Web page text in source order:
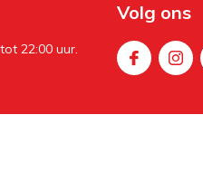
22:00 uur.
Volg ons